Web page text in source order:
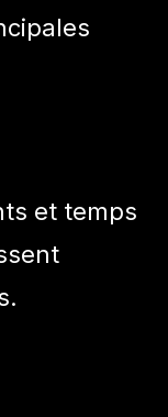
et temps